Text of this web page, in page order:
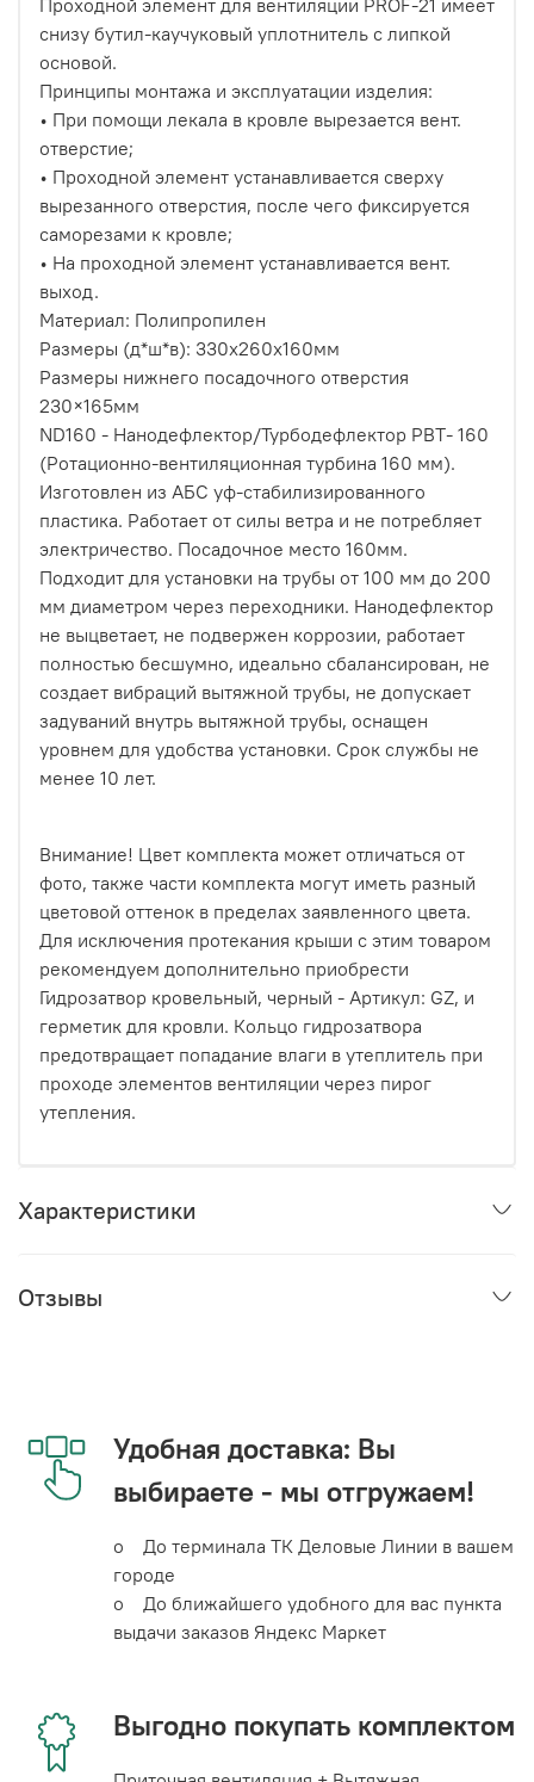
Проходной элемент для вентиляции PROF-21 имеет
снизу бутил-каучуковый уплотнитель с липкой
основой.
Принципы монтажа и эксплуатации изделия:
• При помощи лекала в кровле вырезается вент.
отверстие;
• Проходной элемент устанавливается сверху
вырезанного отверстия, после чего фиксируется
саморезами к кровле;
• На проходной элемент устанавливается вент.
выход.
Материал: Полипропилен
Размеры (д*ш*в): 330х260х160мм
Размеры нижнего посадочного отверстия
230×165мм
ND160 - Нанодефлектор/Турбодефлектор РВТ- 160
(Ротационно-вентиляционная турбина 160 мм).
Изготовлен из АБС уф-стабилизированного
пластика. Работает от силы ветра и не потребляет
электричество. Посадочное место 160мм.
Подходит для установки на трубы от 100 мм до 200
мм диаметром через переходники. Нанодефлектор
не выцветает, не подвержен коррозии, работает
полностью бесшумно, идеально сбалансирован, не
создает вибраций вытяжной трубы, не допускает
задуваний внутрь вытяжной трубы, оснащен
уровнем для удобства установки. Срок службы не
менее 10 лет.
Внимание! Цвет комплекта может отличаться от
фото, также части комплекта могут иметь разный
цветовой оттенок в пределах заявленного цвета.
Для исключения протекания крыши с этим товаром
рекомендуем дополнительно приобрести
Гидрозатвор кровельный, черный - Артикул: GZ, и
герметик для кровли. Кольцо гидрозатвора
предотвращает попадание влаги в утеплитель при
проходе элементов вентиляции через пирог
утепления.
Характеристики
Отзывы
Удобная доставка: Вы
выбираете - мы отгружаем!
o До терминала ТК Деловые Линии в вашем
городе
o До ближайшего удобного для вас пункта
выдачи заказов Яндекс Маркет
Выгодно покупать комплектом